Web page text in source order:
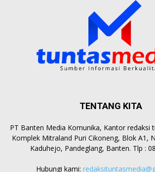
TENTANG KITA
PT Banten Media Komunika, Kantor redaksi
Komplek Mitraland Puri Cikoneng, Blok A1,
Kaduhejo, Pandeglang, Banten. Tlp :
Hubungi kami: